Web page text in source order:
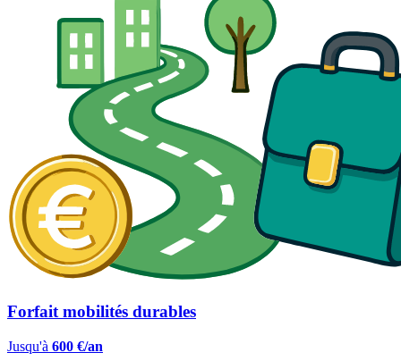
Forfait mobilités durables
Jusqu'à 600 €/an